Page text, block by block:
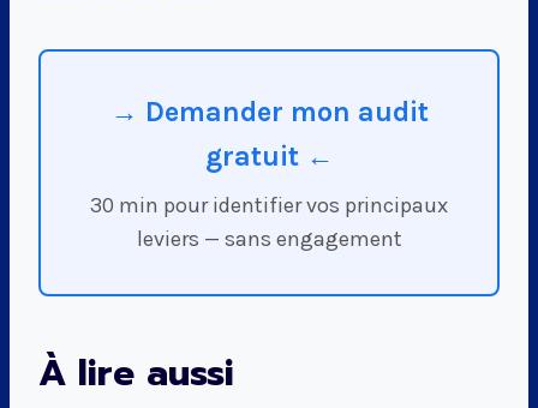
→ Demander mon audit
gratuit ←
30 min pour identifier vos principaux
leviers — sans engagement
À lire aussi